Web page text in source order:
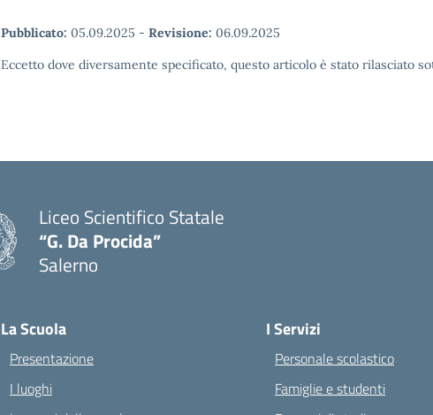
Pubblicato: 05.09.2025 - Revisione: 06.09.2025
Eccetto dove diversamente specificato, questo articolo è stato rilasciato
Liceo Scientifico Statale
“G. Da Procida”
Salerno
La Scuola
Presentazione
I luoghi
I Servizi
Personale scolastico
Famiglie e studenti